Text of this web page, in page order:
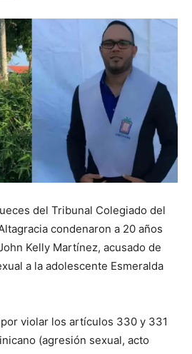
del Tribunal Colegiado del
condenaron a 20 años
Kelly Martínez, acusado de
a la adolescente Esmeralda
violar los artículos 330 y 331
(agresión sexual, acto